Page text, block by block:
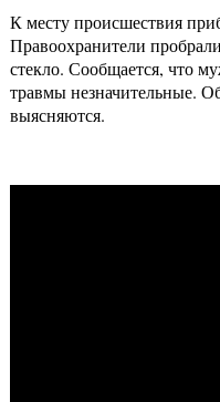
К месту происшествия
Правоохранители
стекло. Сообщается, что
травмы незначительные.
выясняются.